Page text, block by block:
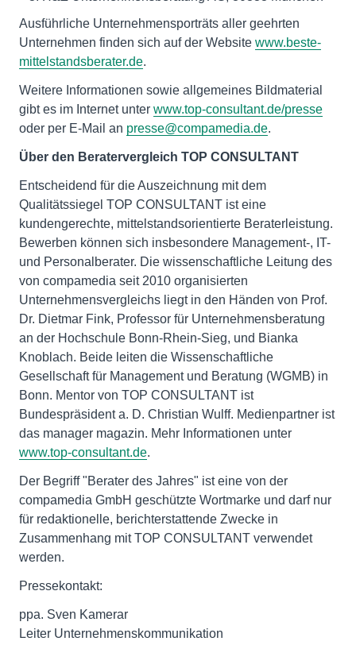
Ausführliche Unternehmensporträts aller geehrten
Unternehmen finden sich auf der Website www.beste-
mittelstandsberater.de.
Weitere Informationen sowie allgemeines Bildmaterial
gibt es im Internet unter www.top-consultant.de/presse
oder per E-Mail an presse@compamedia.de.
Über den Beratervergleich TOP CONSULTANT
Entscheidend für die Auszeichnung mit dem
Qualitätssiegel TOP CONSULTANT ist eine
kundengerechte, mittelstandsorientierte Beraterleistung.
Bewerben können sich insbesondere Management-, IT-
und Personalberater. Die wissenschaftliche Leitung des
von compamedia seit 2010 organisierten
Unternehmensvergleichs liegt in den Händen von Prof.
Dr. Dietmar Fink, Professor für Unternehmensberatung
an der Hochschule Bonn-Rhein-Sieg, und Bianka
Knoblach. Beide leiten die Wissenschaftliche
Gesellschaft für Management und Beratung (WGMB) in
Bonn. Mentor von TOP CONSULTANT ist
Bundespräsident a. D. Christian Wulff. Medienpartner ist
das manager magazin. Mehr Informationen unter
www.top-consultant.de.
Der Begriff "Berater des Jahres" ist eine von der
compamedia GmbH geschützte Wortmarke und darf nur
für redaktionelle, berichterstattende Zwecke in
Zusammenhang mit TOP CONSULTANT verwendet
werden.
Pressekontakt:
ppa. Sven Kamerar
Leiter Unternehmenskommunikation